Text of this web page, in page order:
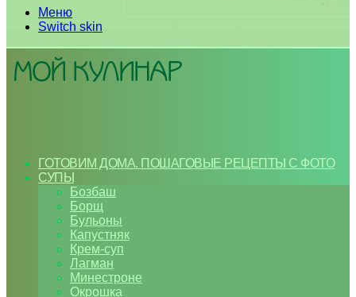
Меню
Switch skin
ГОТОВИМ ДОМА. ПОШАГОВЫЕ РЕЦЕПТЫ С ФОТО
СУПЫ
Бозбаш
Борщ
Бульоны
Капустняк
Крем-суп
Лагман
Минестроне
Окрошка